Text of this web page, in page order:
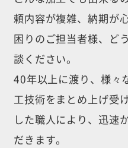
頼内容が複雑、納期が心
困りのご担当者様、ど
談ください。
40年以上に渡り、様々
工技術をまとめ上げ受
した職人により、迅速
だきます。